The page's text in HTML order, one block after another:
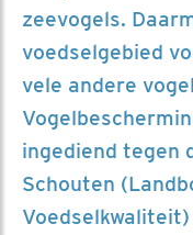
zeevogels.
voedselgebied
vele andere
ingediend tegen
Schouten